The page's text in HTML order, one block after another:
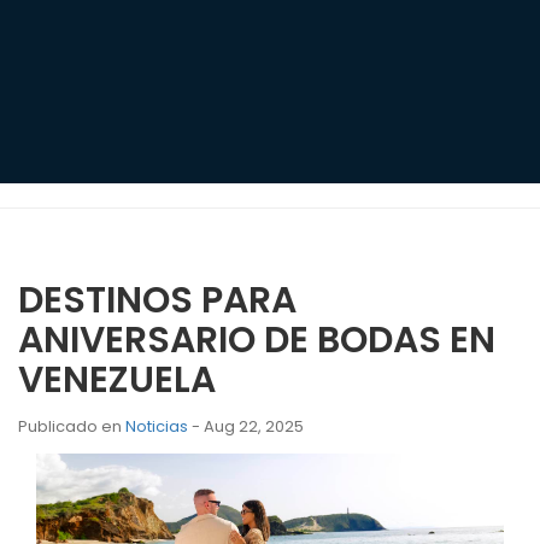
DESTINOS PARA
ANIVERSARIO DE BODAS EN
VENEZUELA
Publicado en Noticias - Aug 22, 2025